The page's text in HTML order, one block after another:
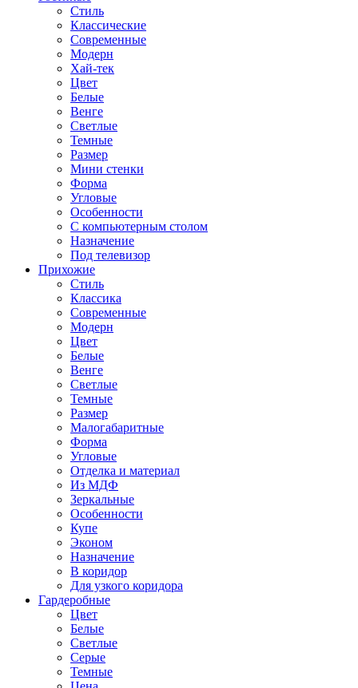
Стиль
Классические
Современные
Модерн
Хай-тек
Цвет
Белые
Венге
Светлые
Темные
Размер
Мини стенки
Форма
Угловые
Особенности
С компьютерным столом
Назначение
Под телевизор
Прихожие
Стиль
Классика
Современные
Модерн
Цвет
Белые
Венге
Светлые
Темные
Размер
Малогабаритные
Форма
Угловые
Отделка и материал
Из МДФ
Зеркальные
Особенности
Купе
Эконом
Назначение
В коридор
Для узкого коридора
Гардеробные
Цвет
Белые
Светлые
Серые
Темные